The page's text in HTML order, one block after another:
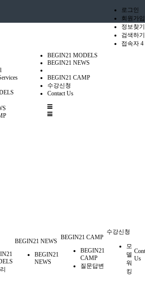
로그인
회원가입
정보찾기
검색하기
접속자 4
BEGIN21 MODELS
BEGIN21 NEWS
BEGIN21 CAMP
수강신청
Contact Us
전
체
BEGIN21 NEWS
BEGIN21
NEWS
BEGIN21 CAMP
BEGIN21
CAMP
질문답변
수강신청
모
델
워
킹
Us